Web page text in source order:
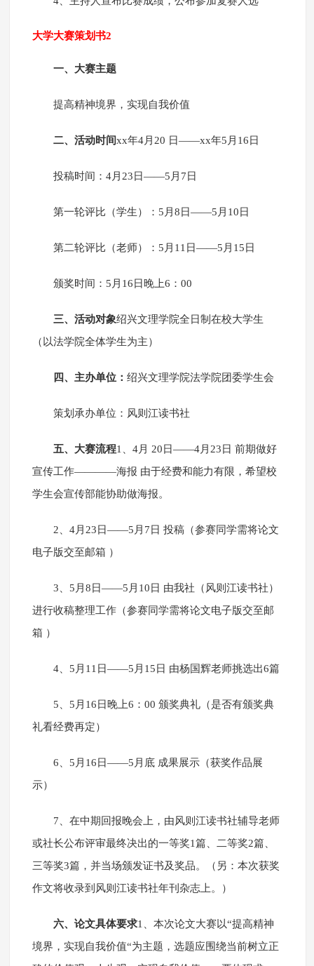
大学大赛策划书2
一、大赛主题
提高精神境界，实现自我价值
二、活动时间xx年4月20 日——xx年5月16日
投稿时间：4月23日——5月7日
第一轮评比（学生）：5月8日——5月10日
第二轮评比（老师）：5月11日——5月15日
颁奖时间：5月16日晚上6：00
三、活动对象绍兴文理学院全日制在校大学生
（以法学院全体学生为主）
四、主办单位： 绍兴文理学院法学院团委学生会
策划承办单位：风则江读书社
五、大赛流程1、4月 20日——4月23日 前期做好
宣传工作————海报 由于经费和能力有限，希望校
学生会宣传部能协助做海报。
2、4月23日——5月7日 投稿（参赛同学需将论文
电子版交至邮箱 ）
3、5月8日——5月10日 由我社（风则江读书社）
进行收稿整理工作（参赛同学需将论文电子版交至邮
箱 ）
4、5月11日——5月15日 由杨国辉老师挑选出6篇
5、5月16日晚上6：00 颁奖典礼（是否有颁奖典
礼看经费再定）
6、5月16日——5月底 成果展示（获奖作品展
示）
7、在中期回报晚会上，由风则江读书社辅导老师
或社长公布评审最终决出的一等奖1篇、二等奖2篇、
三等奖3篇，并当场颁发证书及奖品。（另：本次获奖
作文将收录到风则江读书社年刊杂志上。）
六、论文具体要求1、本次论文大赛以“提高精神
境界，实现自我价值“为主题，选题应围绕当前树立正